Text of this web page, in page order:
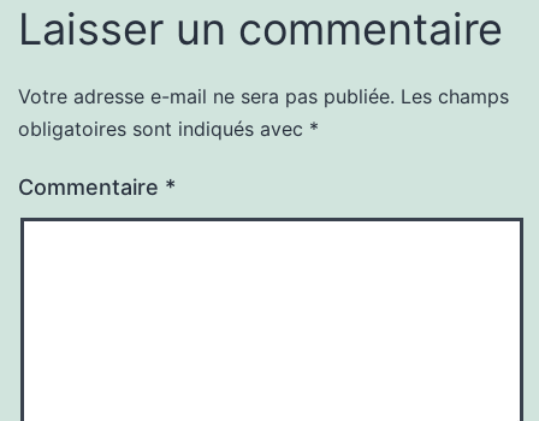
Laisser un commentaire
Votre adresse e-mail ne sera pas publiée. Les champs
obligatoires sont indiqués avec *
Commentaire *